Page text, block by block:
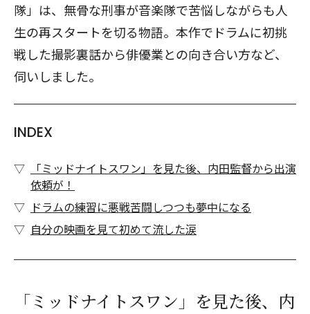
隊」は、無骨な刑事が音楽隊で苦悩しながらも人
生の再スタートを切る物語。本作でドラムに初挑
戦した撮影裏話から俳優業との向き合い方など、
伺いしました。
INDEX
「ミッドナイトスワン」を見た後、内田監督から出演
依頼が！
ドラムの練習に悪戦苦闘しつつも夢中になる
自分の映画を見て初めて流した涙
「ミッドナイトスワン」を見た後、内